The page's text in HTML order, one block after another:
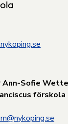
Sofie
förskola